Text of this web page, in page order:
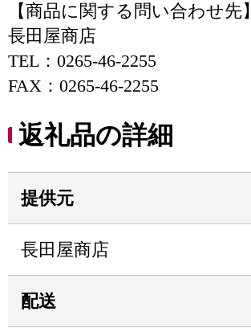
【商品に関する問い合わせ先】
長田屋商店
TEL：0265-46-2255
FAX：0265-46-2255
返礼品の詳細
提供元
長田屋商店
配送